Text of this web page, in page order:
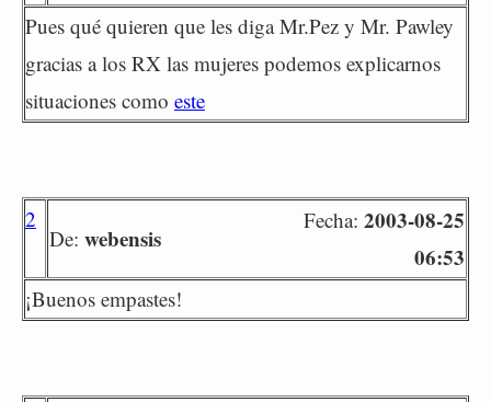
Pues qué quieren que les diga Mr.Pez y Mr. Pawley
gracias a los RX las mujeres podemos explicarnos
situaciones como este
2
De: webensis
Fecha: 2003-08-25
06:53
¡Buenos empastes!